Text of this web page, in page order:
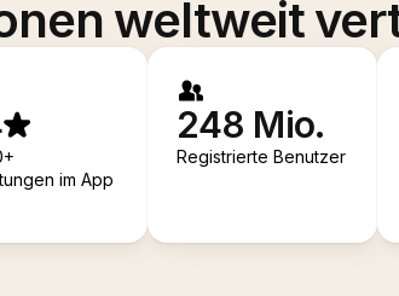
weltweit
im App
248 Mio.
Registrierte Benutzer